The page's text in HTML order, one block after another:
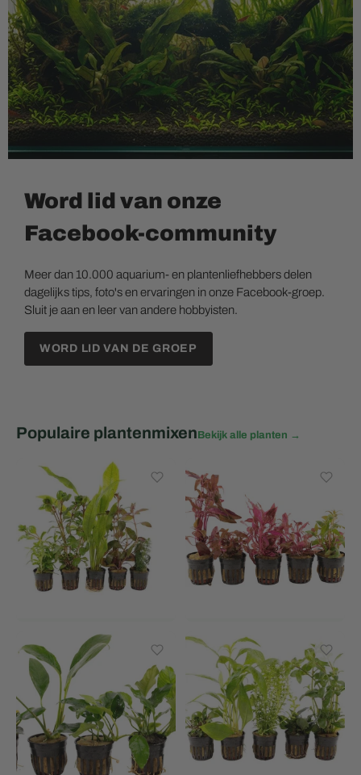
Word lid van onze
Facebook-community
Meer dan 10.000 aquarium- en plantenliefhebbers delen
dagelijks tips, foto's en ervaringen in onze Facebook-groep.
Sluit je aan en leer van andere hobbyisten.
WORD LID VAN DE GROEP
Populaire plantenmixen Bekijk alle planten →